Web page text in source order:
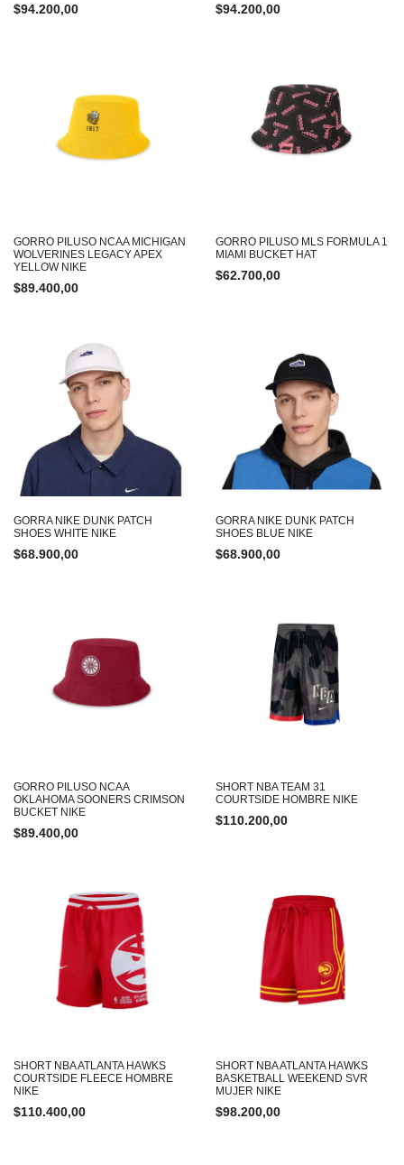
$94.200,00 $94.200,00
GORRO PILUSO NCAA MICHIGAN
WOLVERINES LEGACY APEX
YELLOW NIKE
$89.400,00
GORRO PILUSO MLS FORMULA 1
MIAMI BUCKET HAT
$62.700,00
GORRA NIKE DUNK PATCH
SHOES WHITE NIKE
$68.900,00
GORRA NIKE DUNK PATCH
SHOES BLUE NIKE
$68.900,00
GORRO PILUSO NCAA
OKLAHOMA SOONERS CRIMSON
BUCKET NIKE
$89.400,00
SHORT NBA TEAM 31
COURTSIDE HOMBRE NIKE
$110.200,00
SHORT NBA ATLANTA HAWKS
COURTSIDE FLEECE HOMBRE
NIKE
$110.400,00
SHORT NBA ATLANTA HAWKS
BASKETBALL WEEKEND SVR
MUJER NIKE
$98.200,00